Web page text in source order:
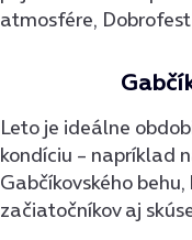
atmosfére,
Leto je ideálne
kondíciu – napríklad
Gabčíkovského
začiatočníkov aj